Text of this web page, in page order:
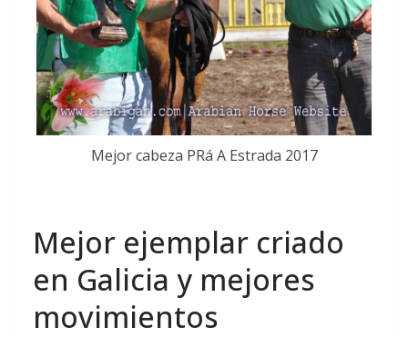
Mejor cabeza PRá A Estrada 2017
Mejor ejemplar criado
en Galicia y mejores
movimientos